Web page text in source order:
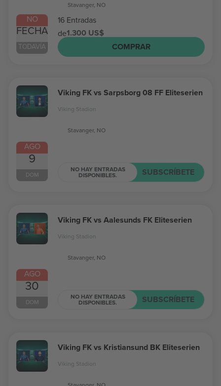
NO
FECHA
TODAVÍA
Stavanger, NO
16 Entradas
de1.300 US$
COMPRAR
AGO
9
DOM
Viking FK vs Sarpsborg 08 FF Eliteserien
Viking Stadion
Stavanger, NO
NO HAY ENTRADAS
DISPONIBLES. SUBSCRÍBETE
AGO
30
DOM
Viking FK vs Aalesunds FK Eliteserien
Viking Stadion
Stavanger, NO
NO HAY ENTRADAS
DISPONIBLES. SUBSCRÍBETE
Viking FK vs Kristiansund BK Eliteserien
Viking Stadion